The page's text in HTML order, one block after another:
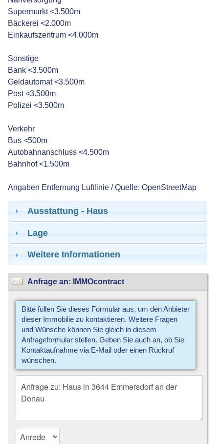
Supermarkt <3.500m
Bäckerei <2.000m
Einkaufszentrum <4.000m
Sonstige
Bank <3.500m
Geldautomat <3.500m
Post <3.500m
Polizei <3.500m
Verkehr
Bus <500m
Autobahnanschluss <4.500m
Bahnhof <1.500m
Angaben Entfernung Luftlinie / Quelle: OpenStreetMap
Ausstattung - Haus
Lage
Weitere Informationen
Anfrage an: IMMOcontract
Bitte füllen Sie dieses Formular aus, um den Anbieter
dieser Immobilie zu kontaktieren. Weitere Fragen
und Wünsche können Sie gleich in diesem
Anfrageformular stellen. Geben Sie auch an, ob Sie
Kontaktaufnahme via E-Mail oder einen Rückruf
wünschen.